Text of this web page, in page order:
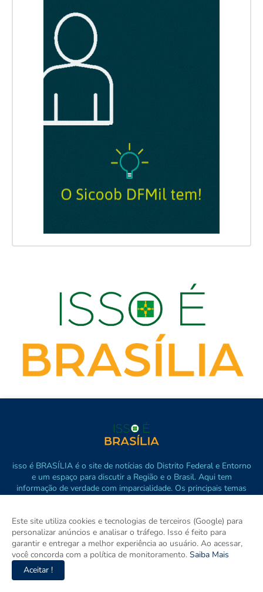
isso é BRASÍLIA é o site de notícias do Distrito Federal e Entorno
e um espaço para discutir a Região e o Brasil. Aqui tem
informação de verdade com imparcialidade. Os principais temas
Este site utiliza cookies e tecnologias de terceiros (Google) para
personalizar anúncios e analisar o tráfego. Isso é feito para
garantir e entregar a melhor experiência ao usuário. Ao acessar,
você concorda com a política de monitoramento. Saiba Mais
Aceitar !